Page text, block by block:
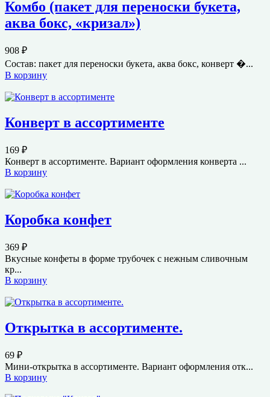
Комбо (пакет для переноски букета,
аква бокс, «кризал»)
908 ₽
Состав: пакет для переноски букета, аква бокс, конверт �...
В корзину
Конверт в ассортименте
169 ₽
Конверт в ассортименте. Вариант оформления конверта ...
В корзину
Коробка конфет
369 ₽
Вкусные конфеты в форме трубочек с нежным сливочным
кр...
В корзину
Открытка в ассортименте.
69 ₽
Мини-открытка в ассортименте. Вариант оформления отк...
В корзину